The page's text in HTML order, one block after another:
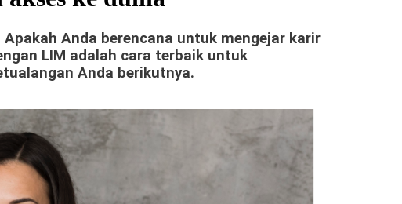
Anda berencana untuk mengejar karir
LIM adalah cara terbaik untuk
Anda berikutnya.